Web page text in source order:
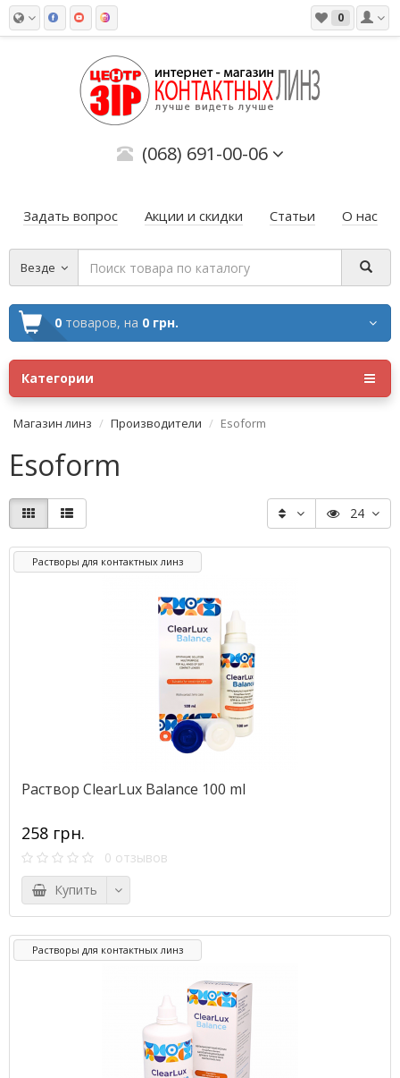
0
(068) 691-00-06
Задать вопрос Акции и скидки Статьи О нас
Везде
0 товаров, на 0 грн.
Категории
Магазин линз Производители Esoform
Esoform
24
Растворы для контактных линз
Раствор ClearLux Balance 100 ml
258 грн.
0 отзывов
Купить
Растворы для контактных линз